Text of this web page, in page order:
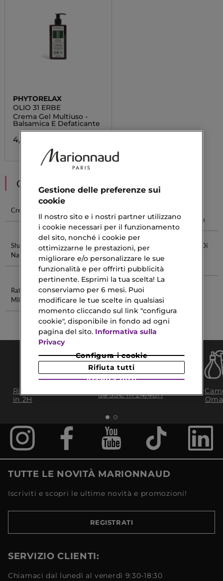
PHYTORELAX
OLIO 31 ERBE
Crema Gel Multiuso -
Balsamica E Defaticante
4,20 €
CONSIGLIATI PER TE
Crema Solare
Occhiaie
Naturali
Deodorante
Shampoo
Naturale
Maschera Con
Cheratina
Profumo Con
Note Di
Tabacco
Fragranze Di
Rabanne
Million
Regalo Festa
Della Mamma
Cofanetti
Bagno 2026
Ritiro in negozio
in 2H
da 35€​ in 24/48H
TUTTE LE NOVITÀ MARIONNAUD
Iscriviti e scopri le ultime novità e promozioni!
REGISTRATI
SERVIZIO CLIENTI:
Chiamaci dal lunedì al venerdì 9:30-18:30
Gestione delle preferenze sui
cookie
Il nostro sito e i nostri partner utilizzano
i cookie necessari per il funzionamento
del sito, nonché i cookie per
ottimizzarne le prestazioni, per
migliorare e/o personalizzare le sue
funzionalità e per offrirti pubblicità
pertinente. Esprimi la tua scelta! La
conserviamo per 6 mesi. Puoi
modificare le tue scelte in qualsiasi
momento cliccando sul link "configura
cookie", disponibile in fondo ad ogni
pagina del sito. Informativa sulla
Privacy
Configura i cookie
Rifiuta tutti
Accetta tutti